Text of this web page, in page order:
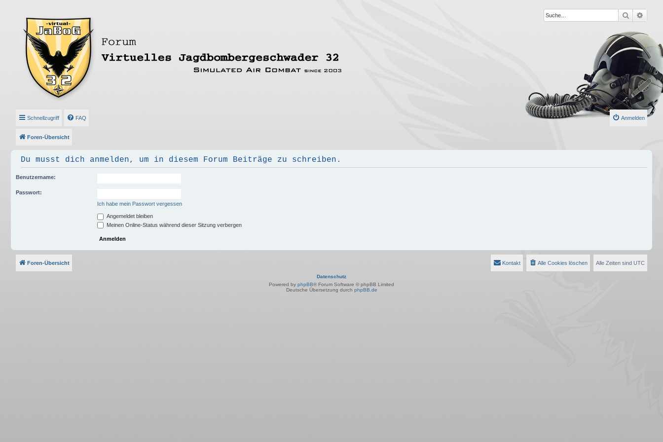
Suche
Schnellzugriff FAQ Anmelden
Foren-Übersicht
Du musst dich anmelden, um in diesem Forum Beiträge zu schreiben.
Benutzername:
Passwort:
Ich habe mein Passwort vergessen
Angemeldet bleiben
Meinen Online-Status während dieser Sitzung verbergen
Foren-Übersicht Alle Zeiten sind UTC
Alle Cookies löschen
Kontakt
Datenschutz
Powered by phpBB® Forum Software © phpBB Limited
Deutsche Übersetzung durch phpBB.de